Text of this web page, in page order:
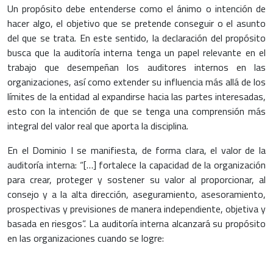
Un propósito debe entenderse como el ánimo o intención de
hacer algo, el objetivo que se pretende conseguir o el asunto
del que se trata. En este sentido, la declaración del propósito
busca que la auditoría interna tenga un papel relevante en el
trabajo que desempeñan los auditores internos en las
organizaciones, así como extender su influencia más allá de los
límites de la entidad al expandirse hacia las partes interesadas,
esto con la intención de que se tenga una comprensión más
integral del valor real que aporta la disciplina.
En el Dominio I se manifiesta, de forma clara, el valor de la
auditoría interna: “[…] fortalece la capacidad de la organización
para crear, proteger y sostener su valor al proporcionar, al
consejo y a la alta dirección, aseguramiento, asesoramiento,
prospectivas y previsiones de manera independiente, objetiva y
basada en riesgos”. La auditoría interna alcanzará su propósito
en las organizaciones cuando se logre: